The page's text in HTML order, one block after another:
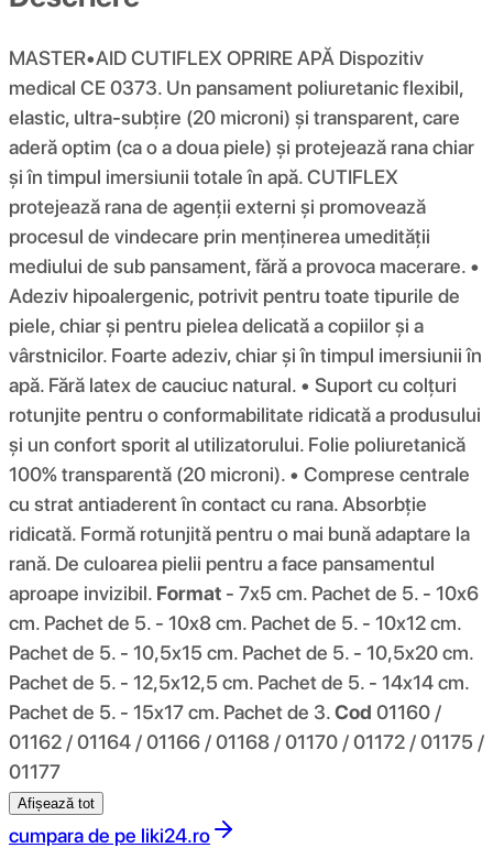
MASTER•AID CUTIFLEX OPRIRE APĂ Dispozitiv
medical CE 0373. Un pansament poliuretanic flexibil,
elastic, ultra-subțire (20 microni) și transparent, care
aderă optim (ca o a doua piele) și protejează rana chiar
și în timpul imersiunii totale în apă. CUTIFLEX
protejează rana de agenții externi și promovează
procesul de vindecare prin menținerea umedității
mediului de sub pansament, fără a provoca macerare. •
Adeziv hipoalergenic, potrivit pentru toate tipurile de
piele, chiar și pentru pielea delicată a copiilor și a
vârstnicilor. Foarte adeziv, chiar și în timpul imersiunii în
apă. Fără latex de cauciuc natural. • Suport cu colțuri
rotunjite pentru o conformabilitate ridicată a produsului
și un confort sporit al utilizatorului. Folie poliuretanică
100% transparentă (20 microni). • Comprese centrale
cu strat antiaderent în contact cu rana. Absorbție
ridicată. Formă rotunjită pentru o mai bună adaptare la
rană. De culoarea pielii pentru a face pansamentul
aproape invizibil. Format - 7x5 cm. Pachet de 5. - 10x6
cm. Pachet de 5. - 10x8 cm. Pachet de 5. - 10x12 cm.
Pachet de 5. - 10,5x15 cm. Pachet de 5. - 10,5x20 cm.
Pachet de 5. - 12,5x12,5 cm. Pachet de 5. - 14x14 cm.
Pachet de 5. - 15x17 cm. Pachet de 3.Cod 01160 /
01162 / 01164 / 01166 / 01168 / 01170 / 01172 / 01175 /
01177
Afișează tot
cumpara de pe liki24.ro